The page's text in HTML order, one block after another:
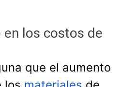
en los costos de
que el aumento